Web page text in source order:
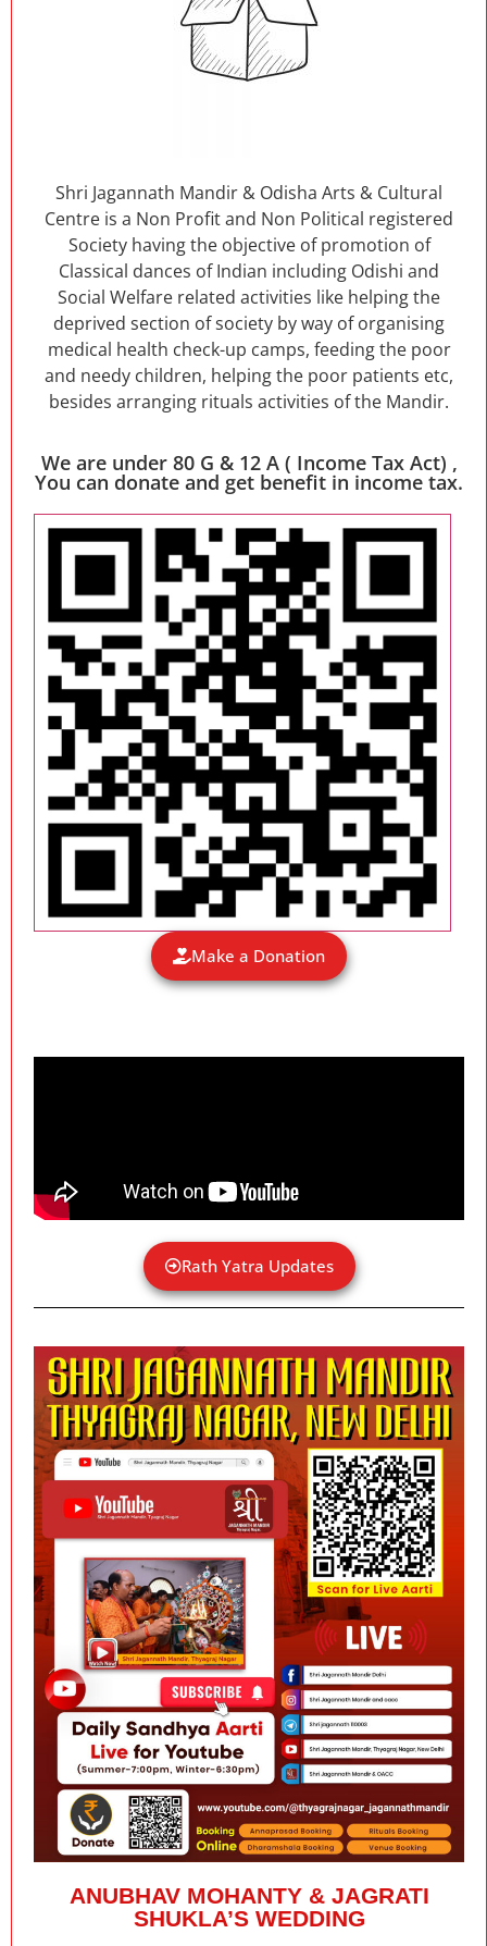
Shri Jagannath Mandir & Odisha Arts & Cultural
Centre is a Non Profit and Non Political registered
Society having the objective of promotion of
Classical dances of Indian including Odishi and
Social Welfare related activities like helping the
deprived section of society by way of organising
medical health check-up camps, feeding the poor
and needy children, helping the poor patients etc,
besides arranging rituals activities of the Mandir.
We are under 80 G & 12 A ( Income Tax Act) ,
You can donate and get benefit in income tax.
Make a Donation
Rath Yatra Updates
ANUBHAV MOHANTY & JAGRATI
SHUKLA’S WEDDING